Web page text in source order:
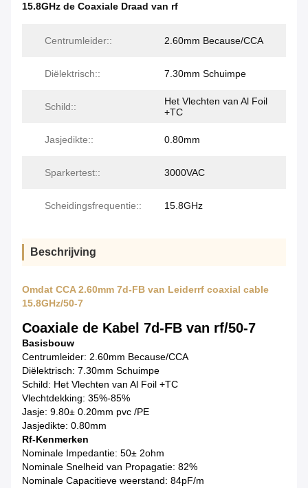
15.8GHz de Coaxiale Draad van rf
Centrumleider:: 2.60mm Because/CCA
Diëlektrisch:: 7.30mm Schuimpe
Schild::
Het Vlechten van Al Foil
+TC
Jasjedikte:: 0.80mm
Sparkertest:: 3000VAC
Scheidingsfrequentie:: 15.8GHz
Beschrijving
Omdat CCA 2.60mm 7d-FB van Leiderrf coaxial cable
15.8GHz/50-7
Coaxiale de Kabel 7d-FB van rf/50-7
Basisbouw
Centrumleider: 2.60mm Because/CCA
Diëlektrisch: 7.30mm Schuimpe
Schild: Het Vlechten van Al Foil +TC
Vlechtdekking: 35%-85%
Jasje: 9.80± 0.20mm pvc /PE
Jasjedikte: 0.80mm
Rf-Kenmerken
Nominale Impedantie: 50± 2ohm
Nominale Snelheid van Propagatie: 82%
Nominale Capacitieve weerstand: 84pF/m